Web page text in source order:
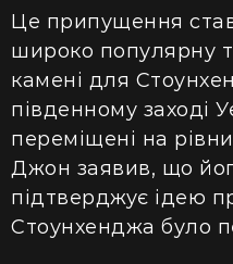
Це припущення
широко популярну
камені для
південному заході
переміщені на
Джон заявив, що
підтверджує ідею
Стоунхенджа було